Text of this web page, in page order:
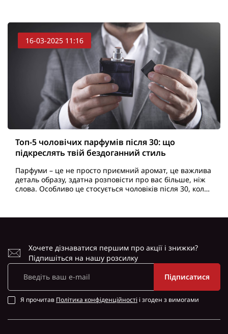
16-03-2025 11:16
Топ-5 чоловічих парфумів після 30: що
підкреслять твій бездоганний стиль
Парфуми – це не просто приємний аромат, це важлива
деталь образу, здатна розповісти про вас більше, ніж
слова. Особливо це стосується чоловіків після 30, коли
Хочете дізнаватися першим про акції і знижки?
Підпишіться на нашу розсилку
Підписатися
Я прочитав Політика конфіденційності і згоден з вимогами